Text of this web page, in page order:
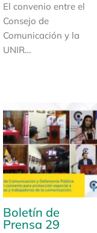
El convenio entre el
Consejo de
Comunicación y la
UNIR…
Boletín de
Prensa 29